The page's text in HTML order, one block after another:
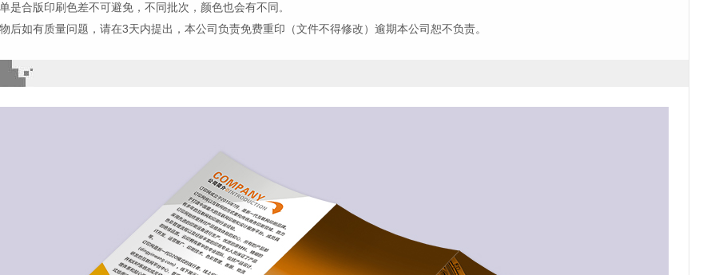
是合版印刷色差不可避免，不同批次，颜色也会有不同 。
后如有质量问题，请在3天内提出，本公司负责免费重印（文件不得修改）逾期本公司恕不负责。